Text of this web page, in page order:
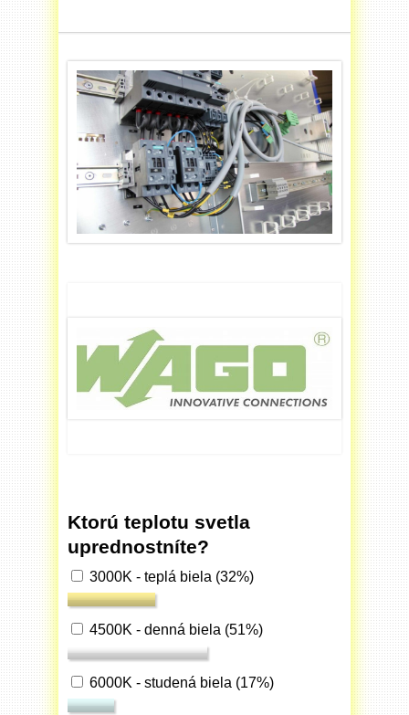
Ktorú teplotu svetla
uprednostníte?
3000K - teplá biela (32%)
4500K - denná biela (51%)
6000K - studená biela (17%)